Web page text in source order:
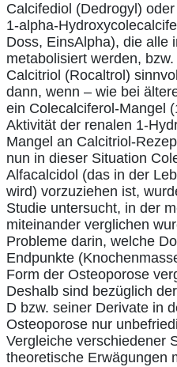
Calcifediol (Dedrogyl)
1-alpha-
Doss, EinsAlpha), die alle
metabolisiert werden,
Calcitriol (Rocaltrol)
dann, wenn – wie bei
ein Colecalciferol-Mangel
Aktivität der renalen 1-
Mangel an Calcitriol-
nun in dieser Situation
Alfacalcidol (das in der
wird) vorzuziehen ist,
Studie untersucht, in der
miteinander verglichen
Probleme darin, welche
Endpunkte
Form der Osteoporose
Deshalb sind bezüglich
D bzw. seiner Derivate in
Osteoporose nur
Vergleiche verschiedener
theoretische Erwägungen